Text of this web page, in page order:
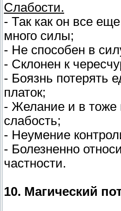
Слабости.
- Так как он все
много силы;
- Не способен в
- Склонен к
- Боязнь потерять
платок;
- Желание и в тоже
слабость;
- Неумение
- Болезненно
частности.
10. Магический